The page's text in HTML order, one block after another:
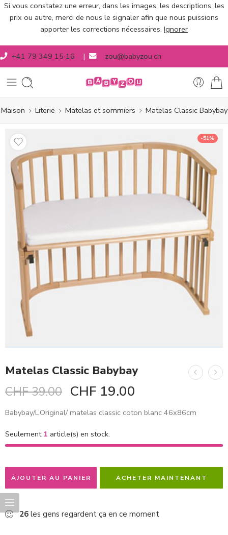
Si vous constatez une erreur, dans les images, les descriptions, les
prix ou autre, merci de nous le signaler afin que nous puissions
apporter les corrections nécessaires. Ignorer
+41 79 349 15 16 | zou@babyzou.ch
Maison Literie Matelas et sommiers Matelas Classic Babybay
-51%
Matelas Classic Babybay
CHF39.00 CHF 19.00
Babybay/L’Original/ matelas classic coton blanc 46x86cm
Seulement 1 article(s) en stock.
AJOUTER AU PANIER ACHETER MAINTENANT
26 les gens regardent ça en ce moment